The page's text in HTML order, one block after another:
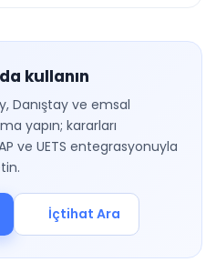
kullanın
Danıştay ve emsal
yapın; kararları
ve UETS entegrasyonuyla
İçtihat Ara